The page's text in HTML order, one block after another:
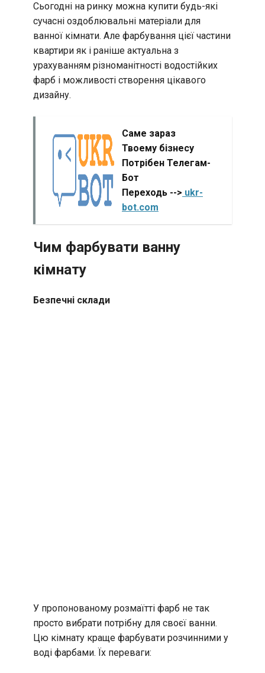
Сьогодні на ринку можна купити будь-які
сучасні оздоблювальні матеріали для
ванної кімнати. Але фарбування цієї частини
квартири як і раніше актуальна з
урахуванням різноманітності водостійких
фарб і можливості створення цікавого
дизайну.
Саме зараз
Твоему бізнесу
Потрібен Телегам-
Бот
Переходь --> ukr-
bot.com
Чим фарбувати ванну
кімнату
Безпечні склади
У пропонованому розмаїтті фарб не так
просто вибрати потрібну для своєї ванни.
Цю кімнату краще фарбувати розчинними у
воді фарбами. Їх переваги: